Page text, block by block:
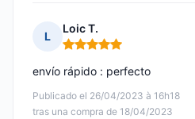
L
Loic T.
Nota: 5 de 5
Publicado el 26/04/2023 à 16h18
tras una compra de 18/04/2023
envío rápido : perfecto